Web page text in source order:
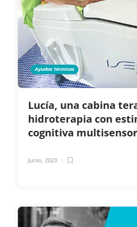
Ayudas técnicas
Lucía, una cabina
hidroterapia con
cognitiva
Junio, 2023